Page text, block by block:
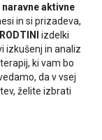
aktivne
in si prizadeva,
izdelki
izkušenj in analiz
ki vam bo
da v vsej
želite izbrati